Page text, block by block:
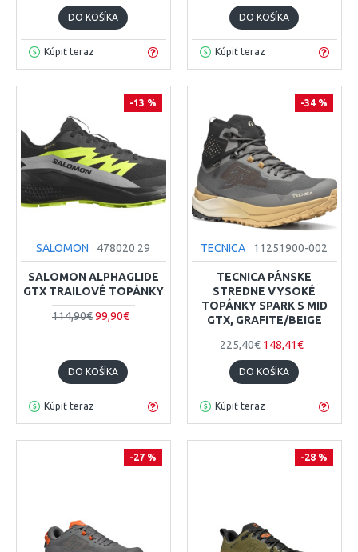
DO KOŠÍKA
Kúpiť teraz
DO KOŠÍKA
Kúpiť teraz
-13 %
SALOMON 478020 29
SALOMON ALPHAGLIDE
GTX TRAILOVÉ TOPÁNKY
114,90€99,90€
DO KOŠÍKA
Kúpiť teraz
-34 %
TECNICA 11251900-002
TECNICA PÁNSKE
STREDNE VYSOKÉ
TOPÁNKY SPARK S MID
GTX, GRAFITE/BEIGE
225,40€ 148,41€
DO KOŠÍKA
Kúpiť teraz
-27 % -28 %